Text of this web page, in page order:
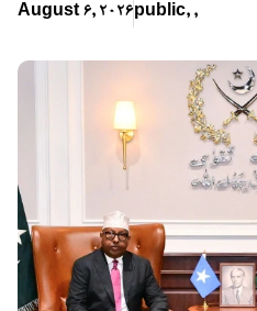
August 6, 2026 public, ,